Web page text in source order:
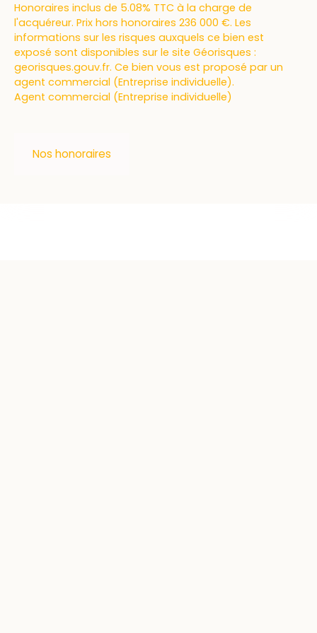
Honoraires inclus de 5.08% TTC à la charge de
l'acquéreur. Prix hors honoraires 236 000 €. Les
informations sur les risques auxquels ce bien est
exposé sont disponibles sur le site Géorisques :
georisques.gouv.fr. Ce bien vous est proposé par un
agent commercial (Entreprise individuelle).
Agent commercial (Entreprise individuelle)
Nos honoraires